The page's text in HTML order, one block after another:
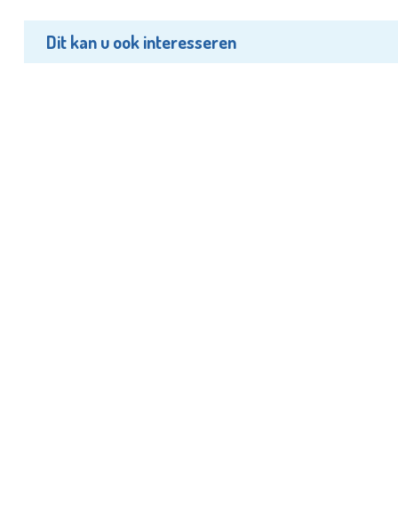
Dit kan u ook interesseren